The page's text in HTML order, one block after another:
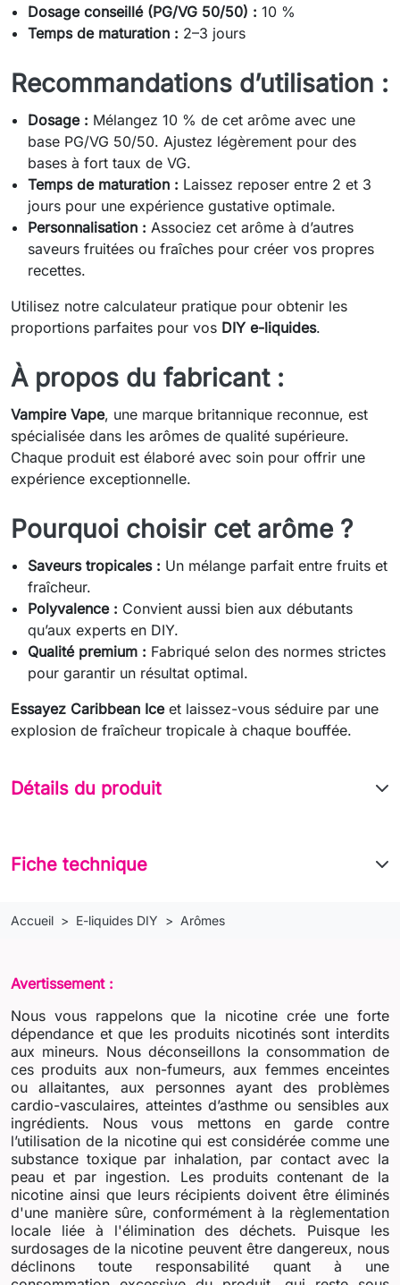
Dosage conseillé (PG/VG 50/50) : 10 %
Temps de maturation : 2–3 jours
Recommandations d’utilisation :
Dosage : Mélangez 10 % de cet arôme avec une
base PG/VG 50/50. Ajustez légèrement pour des
bases à fort taux de VG.
Temps de maturation : Laissez reposer entre 2 et 3
jours pour une expérience gustative optimale.
Personnalisation : Associez cet arôme à d’autres
saveurs fruitées ou fraîches pour créer vos propres
recettes.
Utilisez notre calculateur pratique pour obtenir les
proportions parfaites pour vos DIY e-liquides.
À propos du fabricant :
Vampire Vape, une marque britannique reconnue, est
spécialisée dans les arômes de qualité supérieure.
Chaque produit est élaboré avec soin pour offrir une
expérience exceptionnelle.
Pourquoi choisir cet arôme ?
Saveurs tropicales : Un mélange parfait entre fruits et
fraîcheur.
Polyvalence : Convient aussi bien aux débutants
qu’aux experts en DIY.
Qualité premium : Fabriqué selon des normes strictes
pour garantir un résultat optimal.
Essayez Caribbean Iceet laissez-vous séduire par une
explosion de fraîcheur tropicale à chaque bouffée.
Détails du produit
Fiche technique
Accueil E-liquides DIY Arômes
Avertissement :
Nous vous rappelons que la nicotine crée une forte
dépendance et que les produits nicotinés sont interdits
aux mineurs. Nous déconseillons la consommation de
ces produits aux non-fumeurs, aux femmes enceintes
ou allaitantes, aux personnes ayant des problèmes
cardio-vasculaires, atteintes d’asthme ou sensibles aux
ingrédients. Nous vous mettons en garde contre
l’utilisation de la nicotine qui est considérée comme une
substance toxique par inhalation, par contact avec la
peau et par ingestion. Les produits contenant de la
nicotine ainsi que leurs récipients doivent être éliminés
d'une manière sûre, conformément à la règlementation
locale liée à l'élimination des déchets. Puisque les
surdosages de la nicotine peuvent être dangereux, nous
déclinons toute responsabilité quant à une